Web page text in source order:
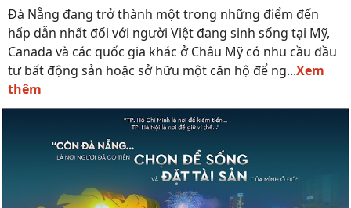
Đà Nẵng đang trở thành một trong những điểm đến
hấp dẫn nhất đối với người Việt đang sinh sống tại Mỹ,
Canada và các quốc gia khác ở Châu Mỹ có nhu cầu đầu
tư bất động sản hoặc sở hữu một căn hộ để ng...Xem
thêm